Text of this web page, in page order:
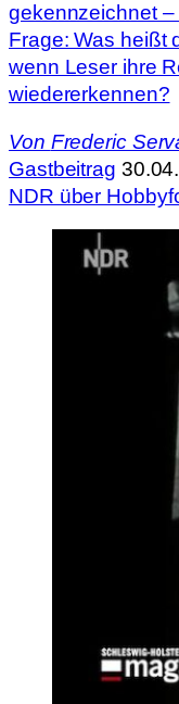
gekennzeichnet
Frage: Was heißt
wenn Leser ihre
wiedererkennen?
Von Frederic
Gastbeitrag
NDR über